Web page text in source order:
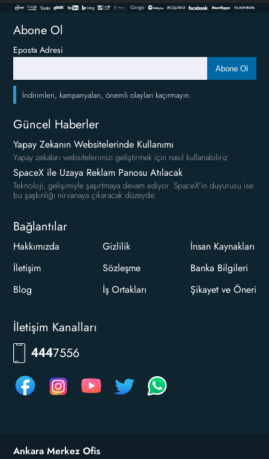
Abone Ol
Eposta Adresi
Abone Ol
İndirimleri, kampanyaları, önemli olayları kaçırmayın.
Güncel Haberler
Yapay Zekanın Websitelerinde Kullanımı
Yapay zekaları websitelerimizi geliştirmek için nasıl kullanabiliriz
SpaceX ile Uzaya Reklam Panosu Atılacak
Teknoloji, gelişimiyle şaşırtmaya devam ediyor. SpaceX'in duyurusu ise
bu şaşkınlığı nirvanaya çıkaracak düzeyde.
Bağlantılar
Hakkımızda
İletişim
Blog
Gizlilik
Sözleşme
İş Ortakları
İnsan Kaynakları
Banka Bilgileri
Şikayet ve Öneri
İletişim Kanalları
4447556
Ankara Merkez Ofis